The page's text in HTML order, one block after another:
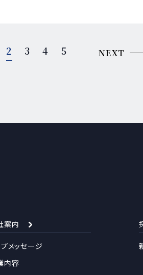
2 3 4 5 NEXT
案内
プメッセージ
内容